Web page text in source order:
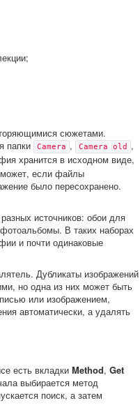
сюжетами.
папки
Camera , Camera old ,
хранится в исходном виде,
если файлы
было пересохранено.
источников: обои для
В таких наборах
и почти одинаковые
Дубликаты изображений
но одна из них может быть
или изображением,
автоматически, а удалять
есть вкладки Method, Get
выбирается метод
поиск, а затем